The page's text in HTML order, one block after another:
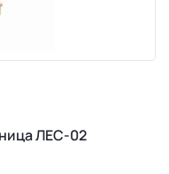
ЛЕС-02